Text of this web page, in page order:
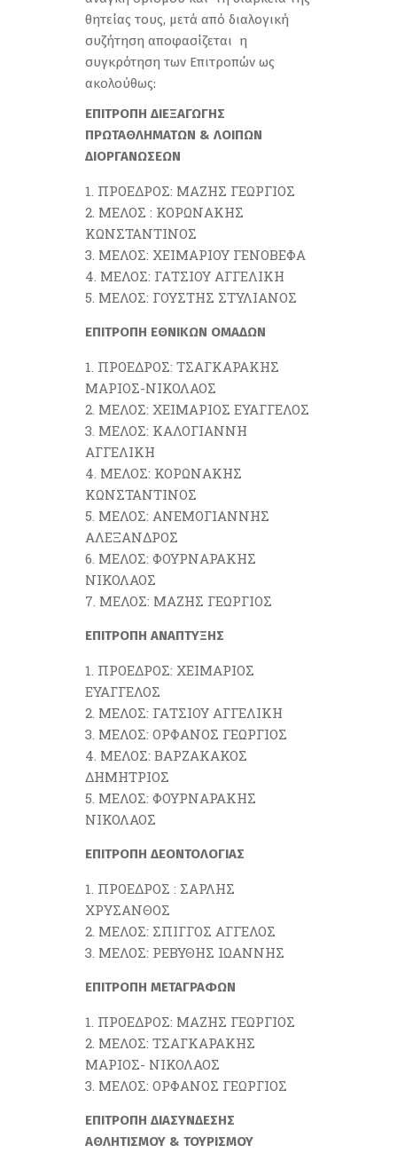
θητείας τους, μετά από διαλογική
συζήτηση αποφασίζεται η
συγκρότηση των Επιτροπών ως
ακολούθως:
ΕΠΙΤΡΟΠΗ ΔΙΕΞΑΓΩΓΗΣ
ΠΡΩΤΑΘΛΗΜΑΤΩΝ & ΛΟΙΠΩΝ
ΔΙΟΡΓΑΝΩΣΕΩΝ
ΠΡΟΕΔΡΟΣ: ΜΑΖΗΣ ΓΕΩΡΓΙΟΣ
ΜΕΛΟΣ : ΚΟΡΩΝΑΚΗΣ
ΚΩΝΣΤΑΝΤΙΝΟΣ
ΜΕΛΟΣ: ΧΕΙΜΑΡΙΟΥ ΓΕΝΟΒΕΦΑ
ΜΕΛΟΣ: ΓΑΤΣΙΟΥ ΑΓΓΕΛΙΚΗ
ΜΕΛΟΣ: ΓΟΥΣΤΗΣ ΣΤΥΛΙΑΝΟΣ
ΕΠΙΤΡΟΠΗ ΕΘΝΙΚΩΝ ΟΜΑΔΩΝ
ΠΡΟΕΔΡΟΣ: ΤΣΑΓΚΑΡΑΚΗΣ
ΜΑΡΙΟΣ-ΝΙΚΟΛΑΟΣ
ΜΕΛΟΣ: ΧΕΙΜΑΡΙΟΣ ΕΥΑΓΓΕΛΟΣ
ΜΕΛΟΣ: ΚΑΛΟΓΙΑΝΝΗ
ΑΓΓΕΛΙΚΗ
ΜΕΛΟΣ: ΚΟΡΩΝΑΚΗΣ
ΚΩΝΣΤΑΝΤΙΝΟΣ
ΜΕΛΟΣ: ΑΝΕΜΟΓΙΑΝΝΗΣ
ΑΛΕΞΑΝΔΡΟΣ
ΜΕΛΟΣ: ΦΟΥΡΝΑΡΑΚΗΣ
ΝΙΚΟΛΑΟΣ
ΜΕΛΟΣ: ΜΑΖΗΣ ΓΕΩΡΓΙΟΣ
ΕΠΙΤΡΟΠΗ ΑΝΑΠΤΥΞΗΣ
ΠΡΟΕΔΡΟΣ: ΧΕΙΜΑΡΙΟΣ
ΕΥΑΓΓΕΛΟΣ
ΜΕΛΟΣ: ΓΑΤΣΙΟΥ ΑΓΓΕΛΙΚΗ
ΜΕΛΟΣ: ΟΡΦΑΝΟΣ ΓΕΩΡΓΙΟΣ
ΜΕΛΟΣ: ΒΑΡΖΑΚΑΚΟΣ
ΔΗΜΗΤΡΙΟΣ
ΜΕΛΟΣ: ΦΟΥΡΝΑΡΑΚΗΣ
ΝΙΚΟΛΑΟΣ
ΕΠΙΤΡΟΠΗ ΔΕΟΝΤΟΛΟΓΙΑΣ
ΠΡΟΕΔΡΟΣ : ΣΑΡΛΗΣ
ΧΡΥΣΑΝΘΟΣ
ΜΕΛΟΣ: ΣΠΙΓΓΟΣ ΑΓΓΕΛΟΣ
ΜΕΛΟΣ: ΡΕΒΥΘΗΣ ΙΩΑΝΝΗΣ
ΕΠΙΤΡΟΠΗ ΜΕΤΑΓΡΑΦΩΝ
ΠΡΟΕΔΡΟΣ: ΜΑΖΗΣ ΓΕΩΡΓΙΟΣ
ΜΕΛΟΣ: ΤΣΑΓΚΑΡΑΚΗΣ
ΜΑΡΙΟΣ- ΝΙΚΟΛΑΟΣ
ΜΕΛΟΣ: ΟΡΦΑΝΟΣ ΓΕΩΡΓΙΟΣ
ΕΠΙΤΡΟΠΗ ΔΙΑΣΥΝΔΕΣΗΣ
ΑΘΛΗΤΙΣΜΟΥ & ΤΟΥΡΙΣΜΟΥ